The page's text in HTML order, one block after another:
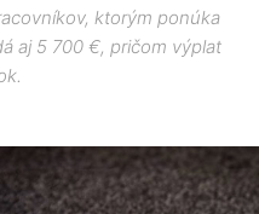
ktorým ponúka
aj 5 700 €, pričom výplat